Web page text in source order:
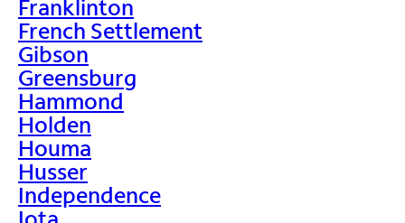
Franklinton
French Settlement
Gibson
Greensburg
Hammond
Holden
Houma
Husser
Independence